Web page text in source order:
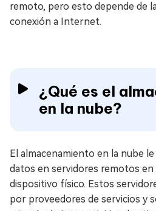
remoto, pero esto depende de
conexión a Internet.
¿Qué es el
en la nube?
El almacenamiento en la nube
datos en servidores remotos en
dispositivo físico. Estos
por proveedores de servicios y